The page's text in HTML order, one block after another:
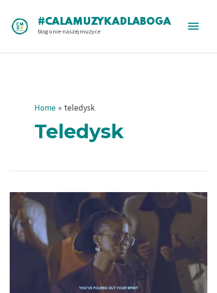
content
#CALAMUZYKADLABOGA
blog o nie-naszej muzyce
Main
Home teledysk
Teledysk